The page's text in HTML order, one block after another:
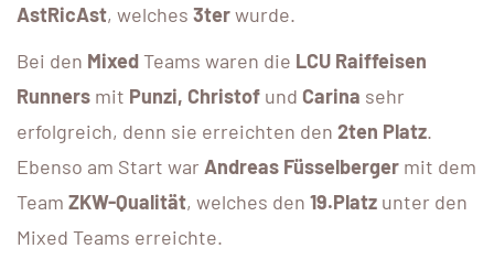
AstRicAst, welches 3terwurde.
Bei den MixedTeams waren die LCU Raiffeisen
Runners mit Punzi, Christof und Carina sehr
erfolgreich, denn sie erreichten den 2ten Platz.
Ebenso am Start war Andreas Füsselberger mit dem
Team ZKW-Qualität, welches den 19.Platz unter den
Mixed Teams erreichte.